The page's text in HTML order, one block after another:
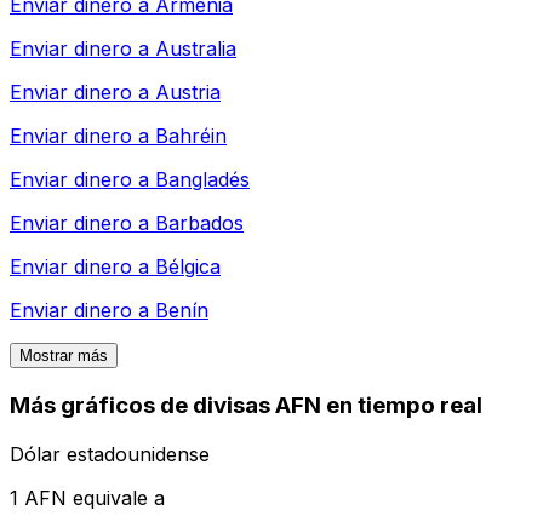
Enviar dinero a Armenia
Enviar dinero a Australia
Enviar dinero a Austria
Enviar dinero a Bahréin
Enviar dinero a Bangladés
Enviar dinero a Barbados
Enviar dinero a Bélgica
Enviar dinero a Benín
Mostrar más
Más gráficos de divisas AFN en tiempo real
Dólar estadounidense
1 AFN equivale a